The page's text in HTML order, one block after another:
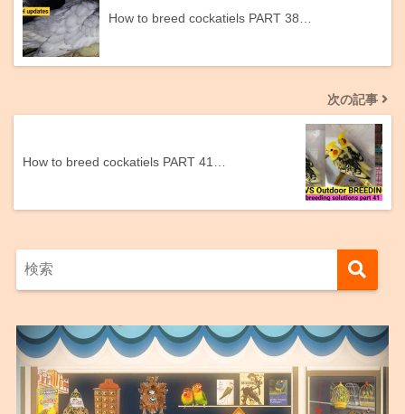
How to breed cockatiels PART 38…
次の記事
How to breed cockatiels PART 41…